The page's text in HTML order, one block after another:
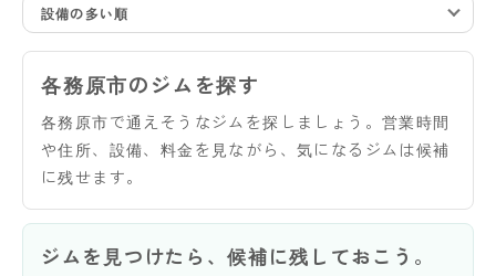
設備の多い順
各務原市のジムを探す
各務原市で通えそうなジムを探しましょう。営業時間
や住所、設備、料金を見ながら、気になるジムは候補
に残せます。
ジムを見つけたら、候補に残しておこう。